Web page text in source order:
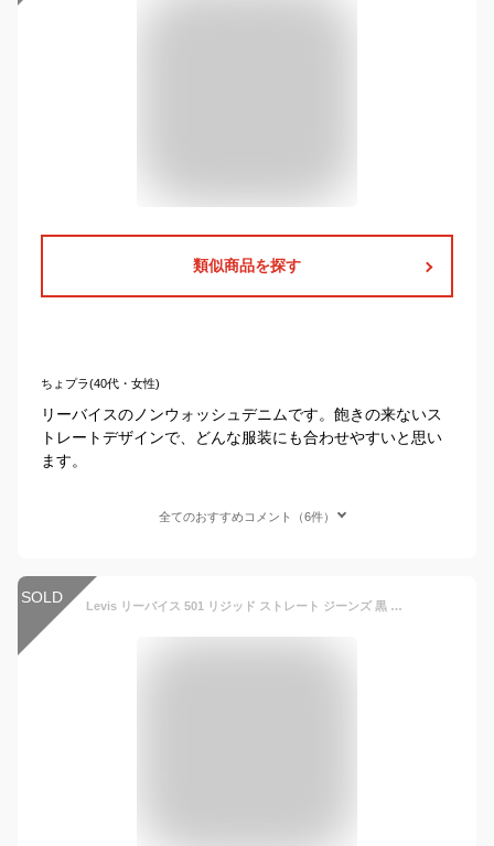
類似商品を探す
ちょプラ(40代・女性)
リーバイスのノンウォッシュデニムです。飽きの来ないス
トレートデザインで、どんな服装にも合わせやすいと思い
ます。
全てのおすすめコメント（6件）
SOLD Levis リーバイス 501 リジッド ストレート ジーンズ 黒 ブラック ボタンフライ 生デニム USAライン RIGID 未洗い[Shrink To Fit][501-0226]リーヴァイス Levi's [5,500円以上で送料無料]大きいサイズ ブランド メンズ オリジナル [本国仕様 アメリカモデル]